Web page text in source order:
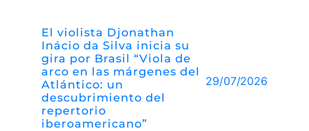
El violista Djonathan
Inácio da Silva inicia su
gira por Brasil “Viola de
arco en las márgenes del
Atlántico: un
descubrimiento del
repertorio
iberoamericano”
29/07/2026